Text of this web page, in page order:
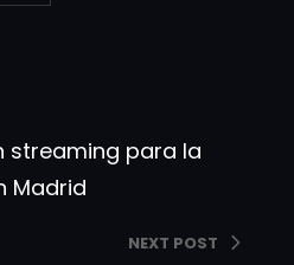
streaming para la
Madrid
NEXT POST